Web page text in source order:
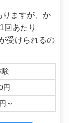
りますが、か
回あたり
受けられるの
験
円
～